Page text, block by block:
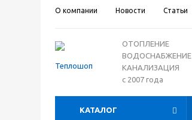
О компании Новости Статьи
ОТОПЛЕНИЕ
ВОДОСНАБЖЕНИЕ
КАНАЛИЗАЦИЯ
с 2007 года
КАТАЛОГ